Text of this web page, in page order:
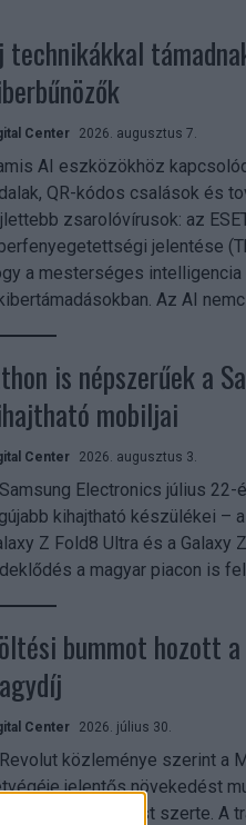
technikákkal
Center 2026. augusztus 7.
AI eszközökhöz
QR-kódos csalások és
zsarolóvírusok: az
jelentése
a mesterséges
Az AI
is népszerűek a
mobiljai
Center 2026. augusztus 3.
Electronics július 22-
kihajtható készülékei –
Z Fold8 Ultra és a Galaxy
a magyar piacon is
bummot hozott
Center 2026. július 30.
közleménye szerint a
jelentős növekedést
Budapest szerte. A